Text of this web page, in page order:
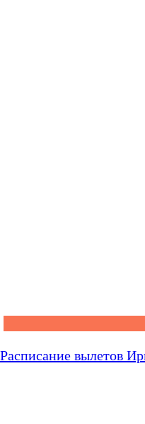
Расписание вылетов